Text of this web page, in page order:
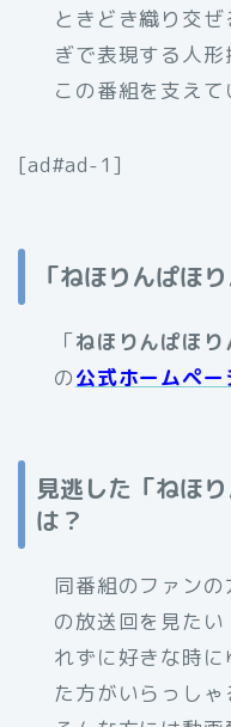
ときどき織り交
ぎで表現する人
この番組を支えて
[ad#ad-1]
「ねほりんぱほ
「ねほりんぱほり
の公式ホームペー
見逃した「ねほ
は？
同番組のファン
の放送回を見た
れずに好きな時
た方がいらっし